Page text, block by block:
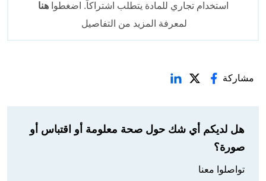
استخدام تجاري للمادة يتطلب اشتراكاً. اضغطواهنا
لمعرفة المزيد من التفاصيل
مشاركة
هل لديكم أي شك حول صحة معلومة أو اقتباس أو
صورة؟
تواصلوا معنا